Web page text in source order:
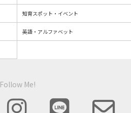
知育スポット・イベント
英語・アルファベット
Follow Me!